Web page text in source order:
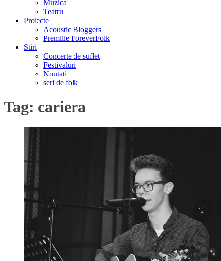
Muzica
Teatru
Proiecte
Acoustic Bloggers
Premiile ForeverFolk
Stiri
Concerte de suflet
Festivaluri
Noutati
seri de folk
Tag: cariera